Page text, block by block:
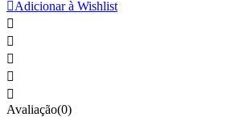
Adicionar à Wishlist





Avaliação(0)